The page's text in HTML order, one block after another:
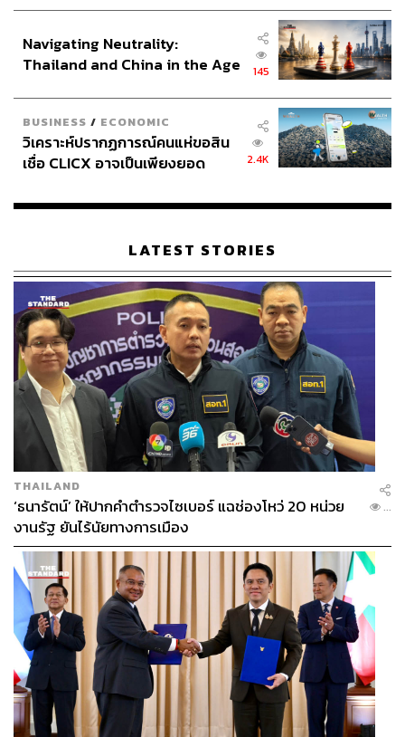
Navigating Neutrality:
Thailand and China in the Age
145
BUSINESS / ECONOMIC
วิเคราะห์ปรากฏการณ์คนแห่ขอสิน
เชื่อ CLICX อาจเป็นเพียงยอด
เรือนไทยที่ถูกซุกไว้
2.4K
LATEST STORIES
THAILAND
‘ธนารัตน์’ ให้ปากคำตำรวจไซเบอร์ แฉช่องโหว่ 20 หน่วย
งานรัฐ ยันไร้นัยทางการเมือง
...